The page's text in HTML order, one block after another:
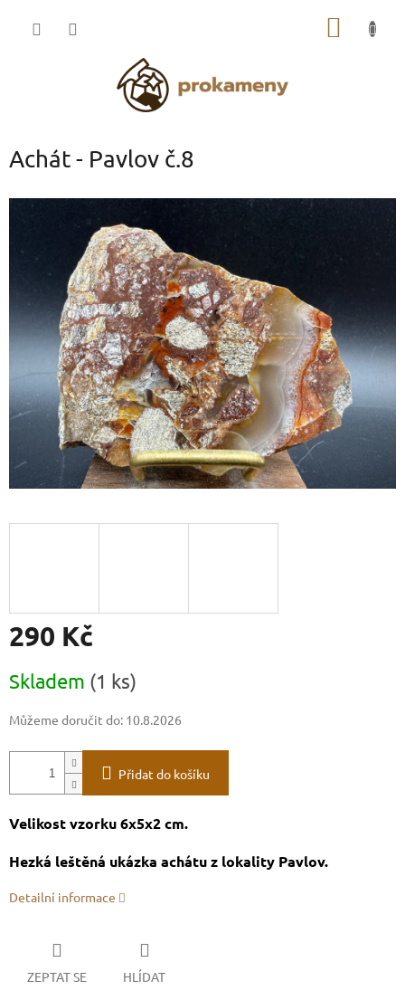
Achát - Pavlov č.8
290 Kč
cena:
Skladem (1 ks)
Můžeme doručit do: 10.8.2026
Přidat do košíku
Velikost vzorku 6x5x2 cm.
Hezká leštěná ukázka achátu z lokality Pavlov.
Detailní informace
ZEPTAT SE HLÍDAT